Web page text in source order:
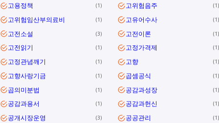
고용정책 1 고위험음주 1
고위험임산부의료비 1 고유어수사 1
고전소설 3 고전이론 1
고전읽기 1 고정가격제 1
고정관념깨기 1 고향 1
고향사랑기금 1 곱셈공식 1
곱의미분법 1 공감과성장 1
공감과용서 1 공감과헌신 1
공개시장운영 3 공공관리 1